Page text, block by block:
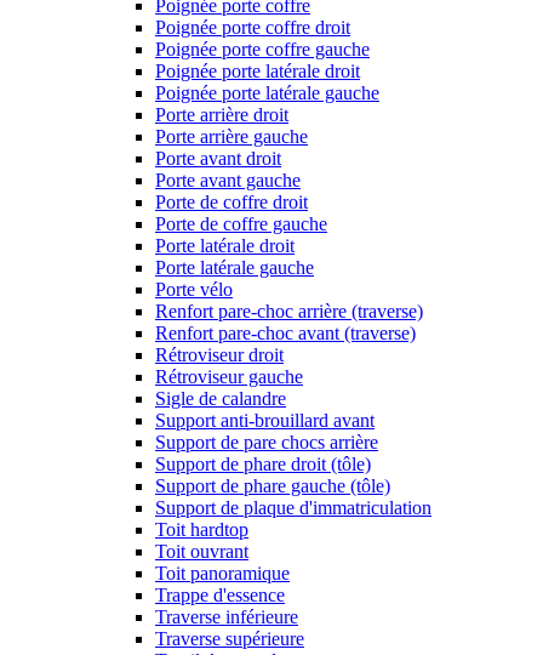
Poignée porte coffre
Poignée porte coffre droit
Poignée porte coffre gauche
Poignée porte latérale droit
Poignée porte latérale gauche
Porte arrière droit
Porte arrière gauche
Porte avant droit
Porte avant gauche
Porte de coffre droit
Porte de coffre gauche
Porte latérale droit
Porte latérale gauche
Porte vélo
Renfort pare-choc arrière (traverse)
Renfort pare-choc avant (traverse)
Rétroviseur droit
Rétroviseur gauche
Sigle de calandre
Support anti-brouillard avant
Support de pare chocs arrière
Support de phare droit (tôle)
Support de phare gauche (tôle)
Support de plaque d'immatriculation
Toit hardtop
Toit ouvrant
Toit panoramique
Trappe d'essence
Traverse inférieure
Traverse supérieure